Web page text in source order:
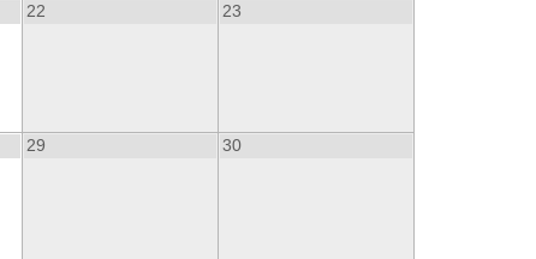
22 23
29 30